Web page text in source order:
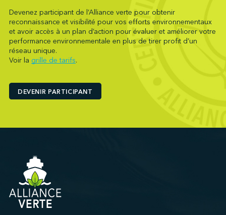
Pasha Group (Wilmington)
Pembina Infrastructure and Logistics LP
Picton Terminals
PNCT
Ports America (Baton Rouge)
Ports America (Bayport)
Ports America (Charleston)
Ports America (Freeport)
Ports America (Galveston)
Ports America (Gulfport)
Ports America (Hueneme)
Devenez participant de l’Alliance verte pour obtenir
reconnaissance et visibilité pour vos efforts environnementaux
et avoir accès à un plan d’action pour évaluer et améliorer votre
performance environnementale en plus de tirer profit d’un
réseau unique.
Voir la grille de tarifs.
DEVENIR PARTICIPANT